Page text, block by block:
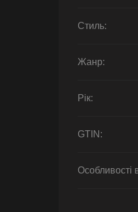
Стиль:
Жанр:
Рік:
GTIN:
Особливості